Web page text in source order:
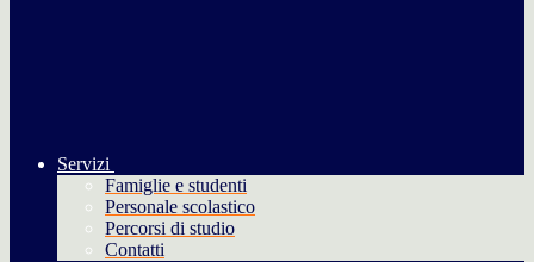
Servizi
Famiglie e studenti
Personale scolastico
Percorsi di studio
Contatti